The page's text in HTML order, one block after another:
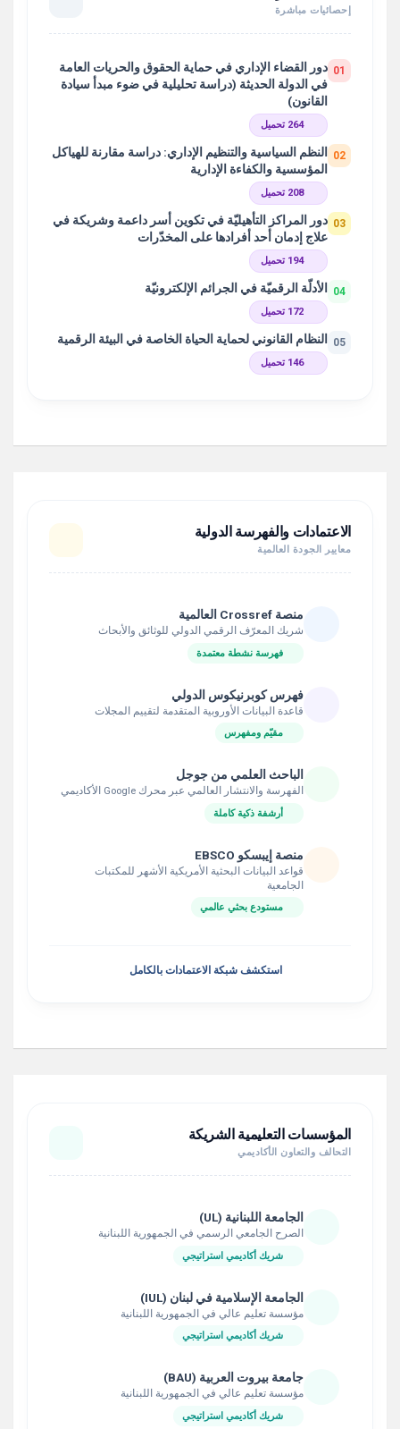
إحصائيات مباشرة
01 دور القضاء الإداري في حماية الحقوق والحريات العامة
في الدولة الحديثة (دراسة تحليلية في ضوء مبدأ سيادة
القانون)
264 تحميل
02
النظم السياسية والتنظيم الإداري: دراسة مقارنة للهياكل
المؤسسية والكفاءة الإدارية
208 تحميل
03 دور المراكز التأهيليّة في تكوين أسر داعمة وشريكة في
علاج إدمان أحد أفرادها على المخدّرات
194 تحميل
04 الأدلّة الرقميّة في الجرائم الإلكترونيّة
172 تحميل
05 النظام القانوني لحماية الحياة الخاصة في البيئة الرقمية
146 تحميل
الاعتمادات والفهرسة الدولية
معايير الجودة العالمية
منصة Crossref العالمية
شريك المعرّف الرقمي الدولي للوثائق والأبحاث
فهرسة نشطة معتمدة
فهرس كوبرنيكوس الدولي
قاعدة البيانات الأوروبية المتقدمة لتقييم المجلات
مقيّم ومفهرس
الباحث العلمي من جوجل
الفهرسة والانتشار العالمي عبر محرك Google الأكاديمي
أرشفة ذكية كاملة
منصة إيبسكو EBSCO
قواعد البيانات البحثية الأمريكية الأشهر للمكتبات
الجامعية
مستودع بحثي عالمي
استكشف شبكة الاعتمادات بالكامل
المؤسسات التعليمية الشريكة
التحالف والتعاون الأكاديمي
الجامعة اللبنانية (UL)
الصرح الجامعي الرسمي في الجمهورية اللبنانية
شريك أكاديمي استراتيجي
الجامعة الإسلامية في لبنان (IUL)
مؤسسة تعليم عالي في الجمهورية اللبنانية
شريك أكاديمي استراتيجي
جامعة بيروت العربية (BAU)
مؤسسة تعليم عالي في الجمهورية اللبنانية
شريك أكاديمي استراتيجي